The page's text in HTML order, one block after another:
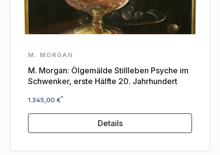
M. MORGAN
M. Morgan: Ölgemälde Stillleben Psyche im
Schwenker, erste Hälfte 20. Jahrhundert
Regulärer Preis:
1.345,00 €*
Details